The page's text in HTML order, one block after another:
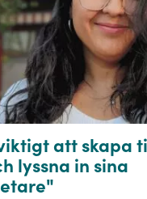
att skapa
lyssna in sina